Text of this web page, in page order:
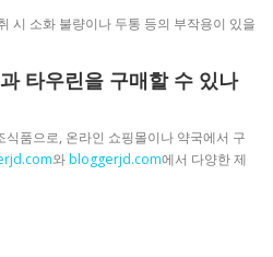
시 소화 불량이나 두통 등의 부작용이 있을
타우린을 구매할 수 있나
품으로, 온라인 쇼핑몰이나 약국에서 구
와bloggerjd.com에서 다양한 제